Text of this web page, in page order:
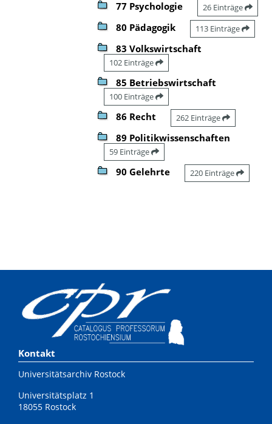
77 Psychologie 26 Einträge
80 Pädagogik 113 Einträge
83 Volkswirtschaft
102 Einträge
85 Betriebswirtschaft
100 Einträge
86 Recht 262 Einträge
89 Politikwissenschaften
59 Einträge
90 Gelehrte 220 Einträge
Kontakt
Universitätsarchiv Rostock
Universitätsplatz 1
18055 Rostock